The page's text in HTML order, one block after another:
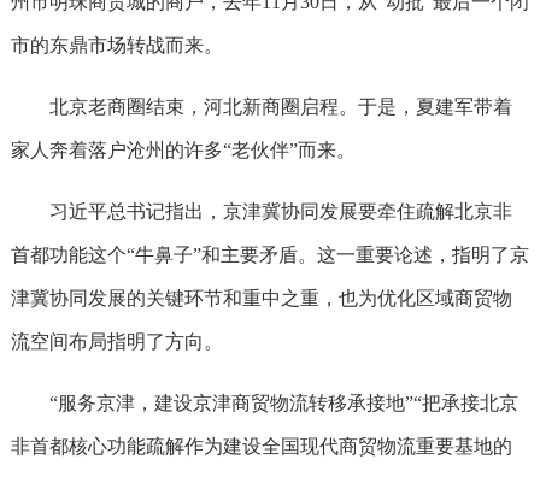
市的东鼎市场转战而来。
北京老商圈结束，河北新商圈启程。于是，夏建军带着
家人奔着落户沧州的许多“老伙伴”而来。
习近平总书记指出，京津冀协同发展要牵住疏解北京非
首都功能这个“牛鼻子”和主要矛盾。这一重要论述，指明了京
津冀协同发展的关键环节和重中之重，也为优化区域商贸物
流空间布局指明了方向。
“服务京津，建设京津商贸物流转移承接地”“把承接北京
非首都核心功能疏解作为建设全国现代商贸物流重要基地的